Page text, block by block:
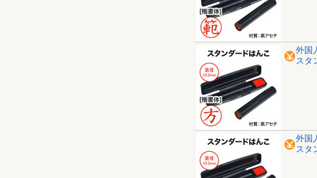
外国
スタ
外国
スタ